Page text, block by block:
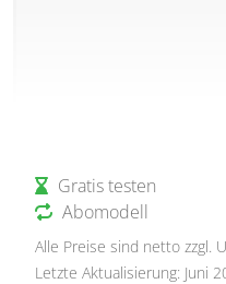
Gratis testen
Abomodell
Alle Preise sind netto zzgl.
Letzte Aktualisierung: Juni